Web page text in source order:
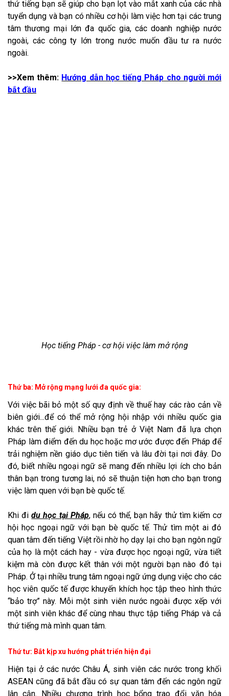
thứ tiếng bạn sẽ giúp cho bạn lọt vào mắt xanh của các nhà
tuyển dụng và bạn có nhiều cơ hội làm việc hơn tại các trung
tâm thương mại lớn đa quốc gia, các doanh nghiệp nước
ngoài, các công ty lớn trong nước muốn đầu tư ra nước
ngoài.
>>Xem thêm: Hướng dẫn học tiếng Pháp cho người mới
bắt đầu
Học tiếng Pháp - cơ hội việc làm mở rộng
Thứ ba: Mở rộng mạng lưới đa quốc gia:
Với việc bãi bỏ một số quy định về thuế hay các rào cản về
biên giới...để có thể mở rộng hội nhập với nhiều quốc gia
khác trên thế giới. Nhiều bạn trẻ ở Việt Nam đã lựa chọn
Pháp làm điểm đến du học hoặc mơ ước được đến Pháp để
trải nghiệm nền giáo dục tiên tiến và lâu đời tại nơi đây. Do
đó, biết nhiều ngoại ngữ sẽ mang đến nhiều lợi ích cho bản
thân bạn trong tương lai, nó sẽ thuận tiện hơn cho bạn trong
việc làm quen với bạn bè quốc tế.
Khi đidu học tại Pháp, nếu có thể, bạn hãy thử tìm kiếm cơ
hội học ngoại ngữ với bạn bè quốc tế. Thử tìm một ai đó
quan tâm đến tiếng Việt rồi nhờ họ dạy lại cho bạn ngôn ngữ
của họ là một cách hay - vừa được học ngoại ngữ, vừa tiết
kiệm mà còn được kết thân với một người bạn nào đó tại
Pháp. Ở tại nhiều trung tâm ngoại ngữ ứng dụng việc cho các
học viên quốc tế được khuyến khích học tập theo hình thức
“bảo trợ” này. Mỗi một sinh viên nước ngoài được xếp với
một sinh viên khác để cùng nhau thực tập tiếng Pháp và cả
thứ tiếng mà mình quan tâm.
Thứ tư: Bắt kịp xu hướng phát triển hiện đại
Hiện tại ở các nước Châu Á, sinh viên các nước trong khối
ASEAN cũng đã bắt đầu có sự quan tâm đến các ngôn ngữ
lân cận. Nhiều chương trình học bổng trao đổi văn hóa